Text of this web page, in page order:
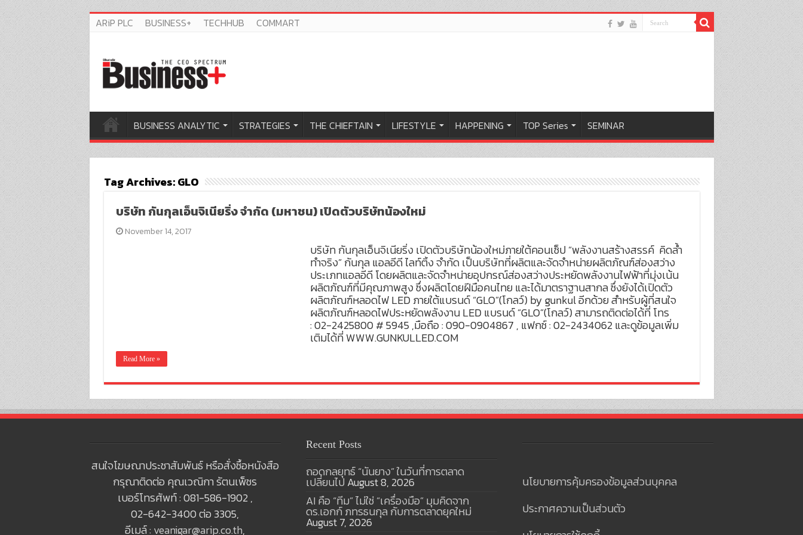
ARiP PLC BUSINESS+ TECHHUB COMMART
BUSINESS ANALYTIC STRATEGIES THE CHIEFTAIN LIFESTYLE HAPPENING TOP Series SEMINAR
Tag Archives:GLO
บริษัท กันกุลเอ็นจิเนียริ่ง จำกัด (มหาชน) เปิดตัวบริษัทน้องใหม่
November 14, 2017
บริษัท กันกุลเอ็นจิเนียริ่ง เปิดตัวบริษัทน้องใหม่ภายใต้คอนเซ็ป “พลังงานสร้างสรรค์ คิดล้ำ
ทำจริง” กันกุล แอลอีดี ไลท์ติ้ง จำกัด เป็นบริษัทที่ผลิตและจัดจำหน่ายผลิตภัณฑ์ส่องสว่าง
ประเภทแอลอีดี โดยผลิตและจัดจำหน่ายอุปกรณ์ส่องสว่างประหยัดพลังงานไฟฟ้าที่มุ่งเน้น
ผลิตภัณฑ์ที่มีคุณภาพสูง ซึ่งผลิตโดยฝีมือคนไทย และได้มาตราฐานสากล ซึ่งยังได้เปิดตัว
ผลิตภัณฑ์หลอดไฟ LED ภายใต้แบรนด์ “GLO”(โกลว์) by gunkul อีกด้วย สำหรับผู้ที่สนใจ
ผลิตภัณฑ์หลอดไฟประหยัดพลังงาน LED แบรนด์ “GLO”(โกลว์) สามารถติดต่อได้ที่ โทร
: 02-2425800 # 5945 ,มือถือ : 090-0904867 , แฟกซ์ : 02-2434062 และดูข้อมูลเพิ่ม
เติมได้ที่ WWW.GUNKULLED.COM
Read More »
สนใจโฆษณาประชาสัมพันธ์ หรือสั่งซื้อหนังสือ
กรุณาติดต่อ คุณเวณิกา รัตนเพ็ชร
เบอร์โทรศัพท์ : 081-586-1902 ,
02-642-3400 ต่อ 3305,
อีเมล์ : veanigar@arip.co.th,
Recent Posts
ถอดกลยุทธ์ “นันยาง” ในวันที่การตลาด
เปลี่ยนไป August 8, 2026
AI คือ “ทีม” ไม่ใช่ “เครื่องมือ” มุมคิดจาก
ดร.เอกก์ ภทรธนกุล กับการตลาดยุคใหม่
August 7, 2026
นโยบายการคุ้มครองข้อมูลส่วนบุคคล
ประกาศความเป็นส่วนตัว